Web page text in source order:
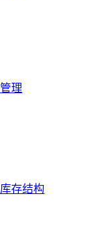
理
存结构